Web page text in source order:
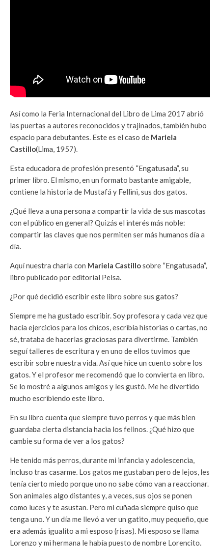
Así como la Feria Internacional del Libro de Lima 2017 abrió
las puertas a autores reconocidos y trajinados, también hubo
espacio para debutantes. Este es el caso de Mariela
Castillo(Lima, 1957).
Esta educadora de profesión presentó “Engatusada”, su
primer libro. El mismo, en un formato bastante amigable,
contiene la historia de Mustafá y Fellini, sus dos gatos.
¿Qué lleva a una persona a compartir la vida de sus mascotas
con el público en general? Quizás el interés más noble:
compartir las claves que nos permiten ser más humanos día a
día.
Aquí nuestra charla con Mariela Castillosobre “Engatusada”,
libro publicado por editorial Peisa.
¿Por qué decidió escribir este libro sobre sus gatos?
Siempre me ha gustado escribir. Soy profesora y cada vez que
hacía ejercicios para los chicos, escribía historias o cartas, no
sé, trataba de hacerlas graciosas para divertirme. También
seguí talleres de escritura y en uno de ellos tuvimos que
escribir sobre nuestra vida. Así que hice un cuento sobre los
gatos. Y el profesor me recomendó que lo convierta en libro.
Se lo mostré a algunos amigos y les gustó. Me he divertido
mucho escribiendo este libro.
En su libro cuenta que siempre tuvo perros y que más bien
guardaba cierta distancia hacia los felinos. ¿Qué hizo que
cambie su forma de ver a los gatos?
He tenido más perros, durante mi infancia y adolescencia,
incluso tras casarme. Los gatos me gustaban pero de lejos, les
tenía cierto miedo porque uno no sabe cómo van a reaccionar.
Son animales algo distantes y, a veces, sus ojos se ponen
como luces y te asustan. Pero mi cuñada siempre quiso que
tenga uno. Y un día me llevó a ver un gatito, muy pequeño, que
era además igualito a mi esposo (risas). Mi esposo se llama
Lorenzo y mi hermana le había puesto de nombre Lorencito.